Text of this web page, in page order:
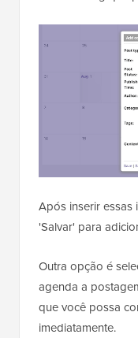
Após inserir essas
'Salvar' para
Outra opção é
agenda a
que você possa
imediatamente.